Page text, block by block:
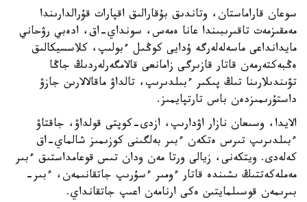
سوعان قاراماستان، وتاندىق بۇقارالىق اقپارات قۇرالدارىندا
مەمقىزمەت تاقىرىبىندا عانا ەمەس، سونداي-اق، ادەبي رۋحاني
مايدانداعى ماسەلەلەرگە ۇدايى كوڭىل ءبولىپ، كلاسسيكالىق
ەڭبەكتەرمەن قاتار قازىرگى زامانعى قالامگەرلەردىڭ جاڭا
تۋىندىلارىنا تىڭ پىكىر ءبىلدىرىپ، تالداۋ ماقالالارىن جازۋ
داستۇرىمىزدەن باس تارتپايمىز.
الايدا، وسىعان نازار اۋدارىپ، ازدى-كوپتى قولداۋ، جاقتاۋ
ءبىلدىرىپ تىرس ەتكەن ءبىر بەلگىنى كوزىمىز شالماي-اق
كەلەدى. ويتكەنى، زيالى ورتا مەن ودان تىس قوعامداستىق ءبىر
مەملەكەتتىڭ ىشىندە قاتار ءومىر ءسۇرىپ جاتقانىمەن، ءبىر-
بىرىمەن قوسىلمايتىن ەكى ارنامەن اعىپ جاتقانداي.